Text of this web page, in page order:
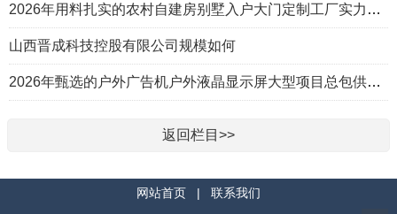
2026年用料扎实的农村自建房别墅入户大门定制工厂实力公司推荐
山西晋成科技控股有限公司规模如何
2026年甄选的户外广告机户外液晶显示屏大型项目总包供应商推荐
返回栏目>>
网站首页 | 联系我们